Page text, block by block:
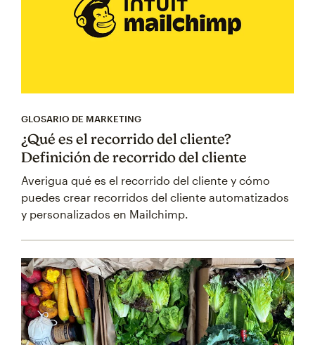
GLOSARIO DE MARKETING
¿Qué es el recorrido del cliente?
Definición de recorrido del cliente
Averigua qué es el recorrido del cliente y cómo
puedes crear recorridos del cliente automatizados
y personalizados en Mailchimp.